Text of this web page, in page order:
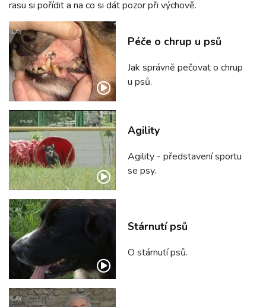
rasu si pořídit a na co si dát pozor při výchově.
Péče o chrup u psů
Jak správně pečovat o chrup
u psů.
Agility
Agility - představení sportu
se psy.
Stárnutí psů
O stárnutí psů.